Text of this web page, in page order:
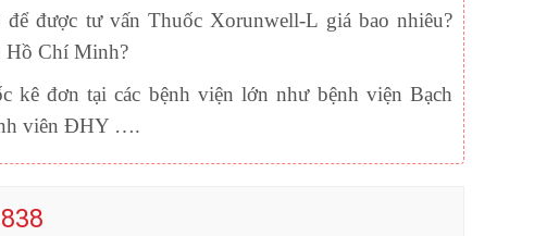
để được tư vấn Thuốc Xorunwell-L giá bao nhiêu?
Hồ Chí Minh?
kê đơn tại các bệnh viện lớn như bệnh viện Bạch
viên ĐHY ….